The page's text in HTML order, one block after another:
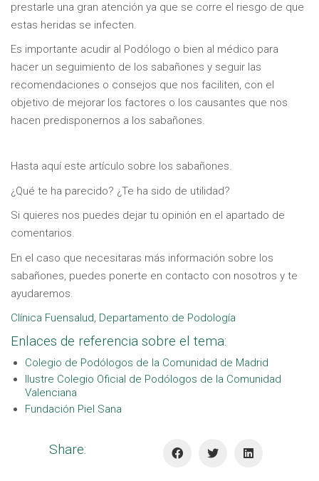
prestarle una gran atención ya que se corre el riesgo de que
estas heridas se infecten.
Es importante acudir al Podólogo o bien al médico para
hacer un seguimiento de los sabañones y seguir las
recomendaciones o consejos que nos faciliten, con el
objetivo de mejorar los factores o los causantes que nos
hacen predisponernos a los sabañones.
Hasta aquí este artículo sobre los sabañones.
¿Qué te ha parecido? ¿Te ha sido de utilidad?
Si quieres nos puedes dejar tu opinión en el apartado de
comentarios.
En el caso que necesitaras más información sobre los
sabañones, puedes ponerte en contacto con nosotros y te
ayudaremos.
Clínica Fuensalud, Departamento de Podología
Enlaces de referencia sobre el tema:
Colegio de Podólogos de la Comunidad de Madrid
Ilustre Colegio Oficial de Podólogos de la Comunidad
Valenciana
Fundación Piel Sana
Share: